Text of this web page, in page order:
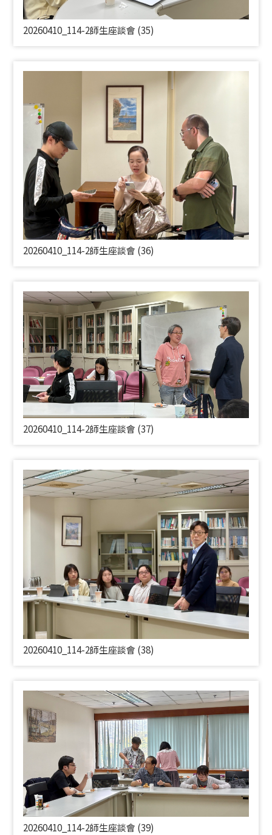
20260410_114-2師生座談會 (35)
20260410_114-2師生座談會 (36)
20260410_114-2師生座談會 (37)
20260410_114-2師生座談會 (38)
20260410_114-2師生座談會 (39)